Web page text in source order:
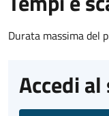
Durata massima del
Accedi